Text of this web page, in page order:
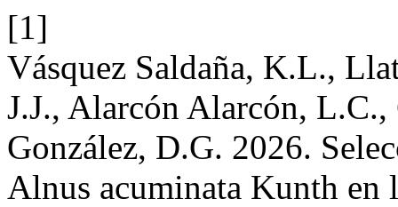
[1]
Vásquez Saldaña, K.L.,
J.J., Alarcón Alarcón,
González, D.G. 2026.
Alnus acuminata Kunth en